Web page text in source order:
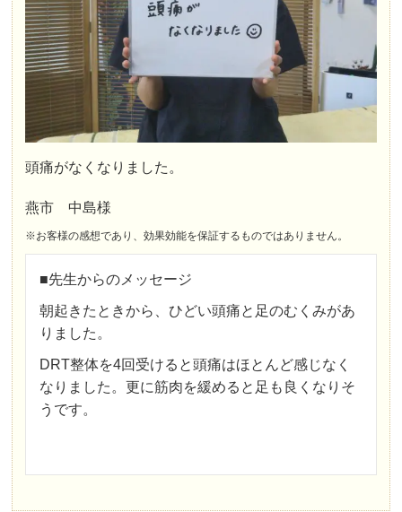
頭痛がなくなりました。
燕市 中島様
※お客様の感想であり、効果効能を保証するものではありません。
■先生からのメッセージ
朝起きたときから、ひどい頭痛と足のむくみがあ
りました。
DRT整体を4回受けると頭痛はほとんど感じなく
なりました。更に筋肉を緩めると足も良くなりそ
うです。